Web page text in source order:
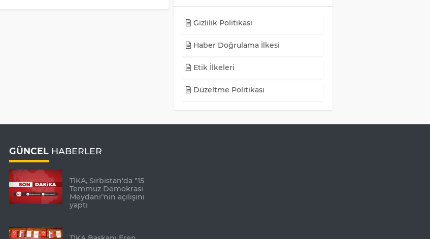
Gizlilik Politikası
Haber Doğrulama İlkesi
Etik İlkeleri
Düzeltme Politikası
GÜNCEL HABERLER
TİKA, Sırbistan'da "15
Temmuz Demokrasi
Meydanı"nın açılışını
yaptı